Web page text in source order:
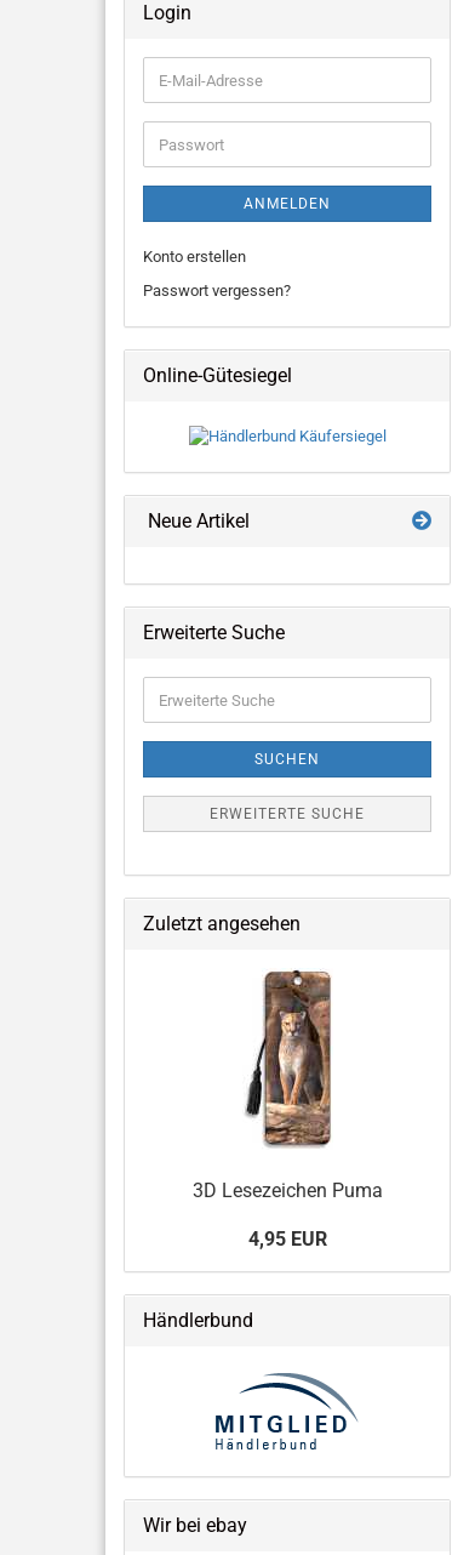
Login
E-
Mail-
Adresse
Passwort
ANMELDEN
Konto erstellen
Passwort vergessen?
Online-Gütesiegel
Neue Artikel
Erweiterte Suche
Suche
SUCHEN
ERWEITERTE SUCHE
Zuletzt angesehen
3D Lesezeichen Puma
4,95 EUR
Händlerbund
Wir bei ebay